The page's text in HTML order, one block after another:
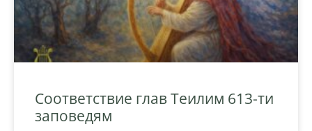
Соответствие глав Теилим 613-ти
заповедям